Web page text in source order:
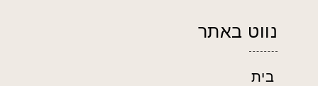
נווט באתר
בית